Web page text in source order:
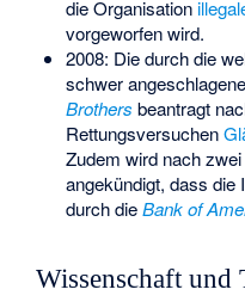
die Organisation
vorgeworfen wird.
2008: Die durch die
schwer
Brothers beantragt
Rettungsversuchen
Zudem wird nach
angekündigt, dass die
durch dieBank of
Wissenschaft und